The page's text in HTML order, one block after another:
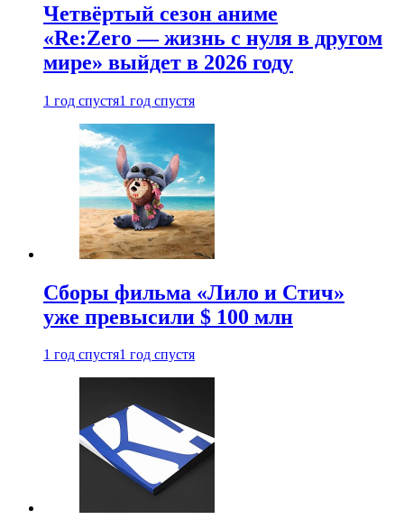
Четвёртый сезон аниме
«Re:Zero — жизнь с нуля в другом
мире» выйдет в 2026 году
1 год спустя1 год спустя
Сборы фильма «Лило и Стич»
уже превысили $ 100 млн
1 год спустя1 год спустя